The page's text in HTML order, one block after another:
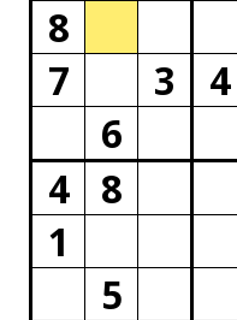
8
7
3 4
6
4
8
1
5